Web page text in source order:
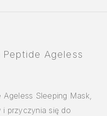
Ageless
Ageless Sleeping Mask,
i przyczynia się do